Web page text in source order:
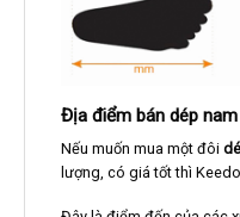
Địa điểm bán dép
Nếu muốn mua một đôi
lượng, có giá tốt thì